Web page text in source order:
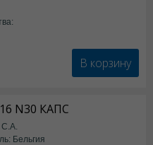
В корзину
N30 КАПС
Бельгия